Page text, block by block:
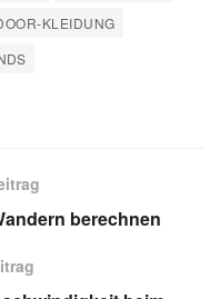
KLEIDUNG
berechnen